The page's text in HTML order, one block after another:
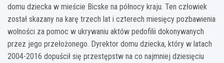
domu dziecka w mieście Bicske na północy kraju. Ten człowiek
został skazany na karę trzech lat i czterech miesięcy pozbawienia
wolności za pomoc w ukrywaniu aktów pedofilii dokonywanych
przez jego przełożonego. Dyrektor domu dziecka, który w latach
2004-2016 dopuścił się przestępstw na co najmniej dziesięciu